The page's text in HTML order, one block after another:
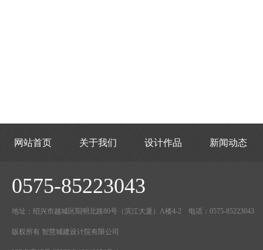
网站首页 关于我们 设计作品 新闻动态
0575-85223043
地址：绍兴市越城区阳明北路80号（滨江大厦）A楼4-2 电话：0575-85223043
版权所有 智慧城建设计院有限公司